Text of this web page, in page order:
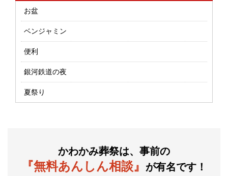
お盆
ベンジャミン
便利
銀河鉄道の夜
夏祭り
かわかみ葬祭は、事前の
『無料あんしん相談』 が有名です！